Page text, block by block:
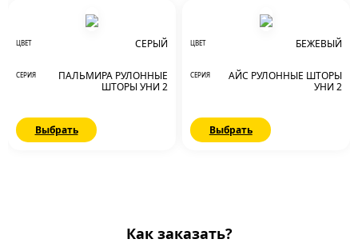
ЦВЕТ СЕРЫЙ
СЕРИЯ
ПАЛЬМИРА РУЛОННЫЕ
ШТОРЫ УНИ 2
Выбрать
ЦВЕТ БЕЖЕВЫЙ
СЕРИЯ
АЙС РУЛОННЫЕ ШТОРЫ
УНИ 2
Выбрать
Как заказать?